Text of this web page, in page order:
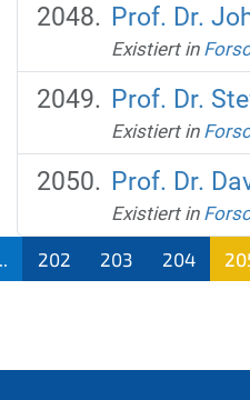
Prof. Dr.
Existiert in
Prof. Dr.
Existiert in
Prof. Dr.
Existiert in
202 203 204